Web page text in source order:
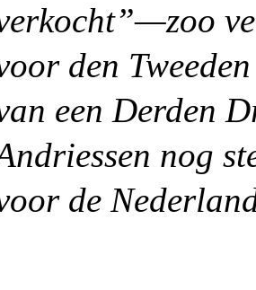
den
een Derden
nog
de